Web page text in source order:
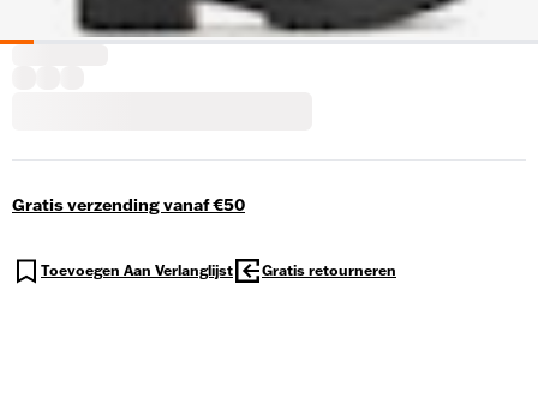
Gratis verzending vanaf €50
Toevoegen Aan Verlanglijst Gratis retourneren